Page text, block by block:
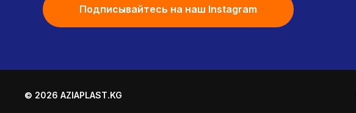
Подписывайтесь на наш Instagram
© 2026 AZIAPLAST.KG